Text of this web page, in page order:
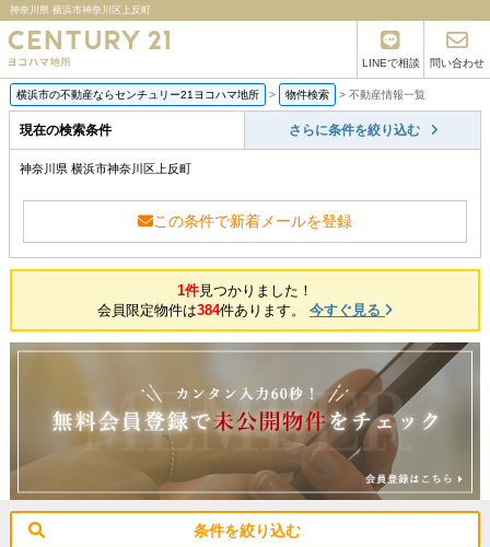
神奈川県 横浜市神奈川区上反町
LINEで相談 問い合わせ
横浜市の不動産ならセンチュリー21ヨコハマ地所 > 物件検索 > 不動産情報一覧
現在の検索条件 さらに条件を絞り込む
神奈川県 横浜市神奈川区上反町
この条件で新着メールを登録
1件見つかりました！
会員限定物件は384件あります。 今すぐ見る
条件を絞り込む